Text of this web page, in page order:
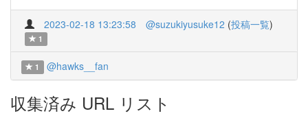
2023-02-18 13:23:58 @suzukiyusuke12 (投稿一覧)
1
1 @hawks__fan
収集済み URL リスト